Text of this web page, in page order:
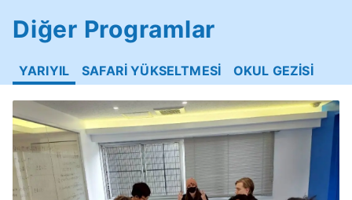
Diğer Programlar
YARIYIL SAFARİ YÜKSELTMESİ OKUL GEZİSİ